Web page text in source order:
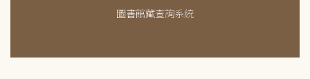
圖書館藏查詢系統